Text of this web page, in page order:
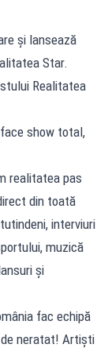
și lansează
Star.
Realitatea
face show total,
realitatea pas
din toată
interviuri
muzică
și
fac echipă
neratat! Artiști